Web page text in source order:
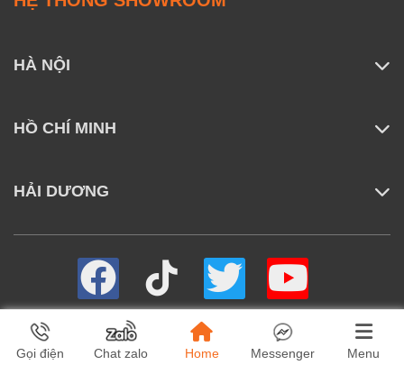
HÀ NỘI
HỒ CHÍ MINH
HẢI DƯƠNG
Gọi điện Chat zalo Home Messenger Menu